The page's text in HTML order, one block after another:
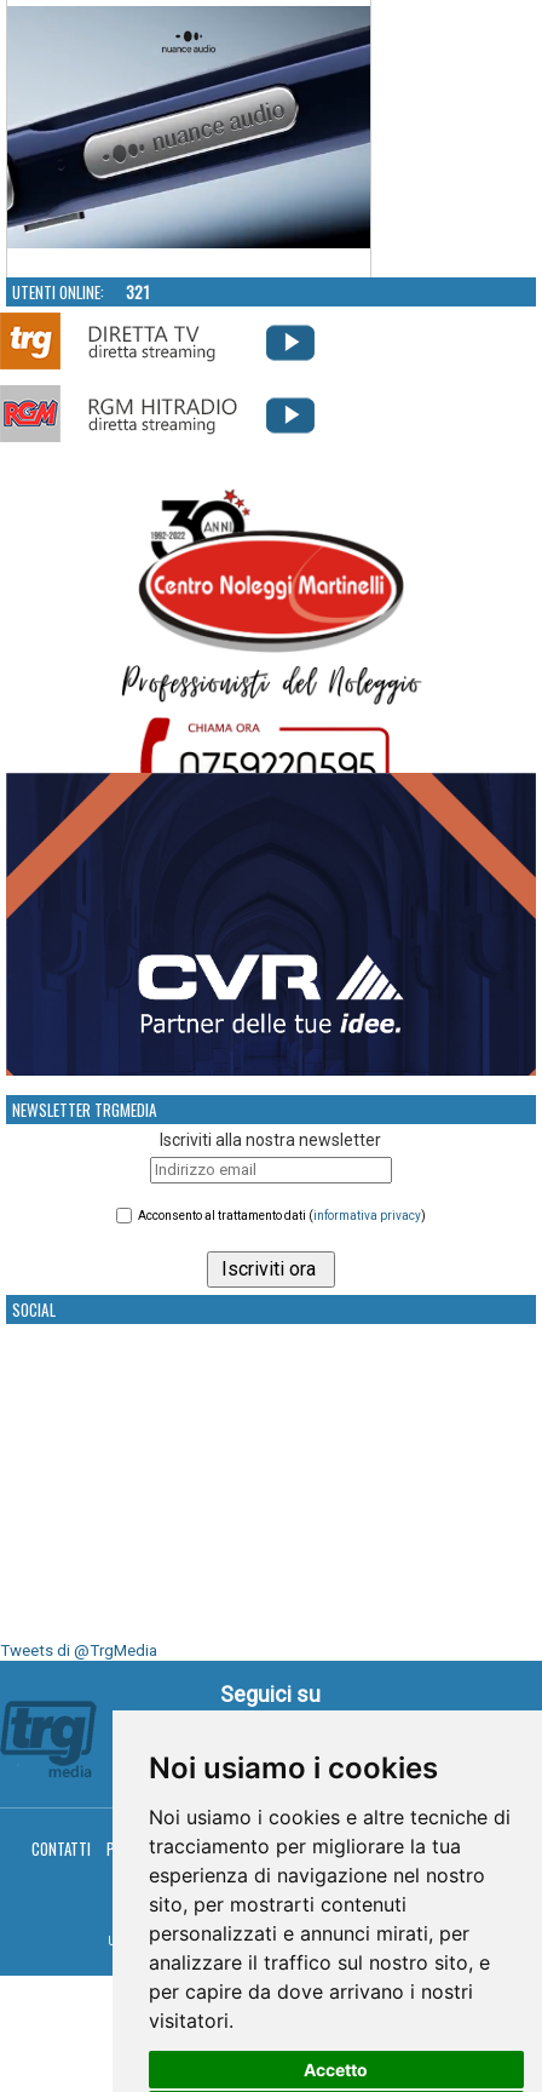
Noi usiamo i cookies
Noi usiamo i cookies e altre tecniche di
tracciamento per migliorare la tua
esperienza di navigazione nel nostro
sito, per mostrarti contenuti
personalizzati e annunci mirati, per
analizzare il traffico sul nostro sito, e
per capire da dove arrivano i nostri
visitatori.
Accetto
UTENTI ONLINE: 321
NEWSLETTER TRGMEDIA
Iscriviti alla nostra newsletter
Acconsento al trattamento dati (informativa privacy)
SOCIAL
Tweets di @TrgMedia
Seguici su
CONTATTI PRIVACY COOKIES PALINSESTO DIRETTA TV
DIRETTA RADIO
RGM HITRADIO
© TRG Media 2005-2026
Umbria Televisioni s.r.l. - P.I.00496230541 -www.trgmedia.it- Powered by